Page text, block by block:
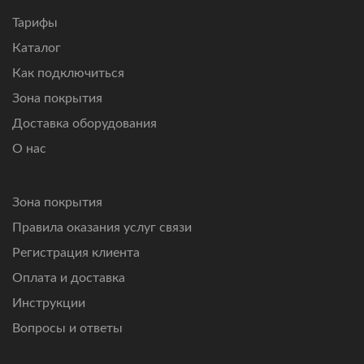
Тарифы
Каталог
Как подключиться
Зона покрытия
Доставка оборудования
О нас
Зона покрытия
Правила оказания услуг связи
Регистрация клиента
Оплата и доставка
Инструкции
Вопросы и ответы